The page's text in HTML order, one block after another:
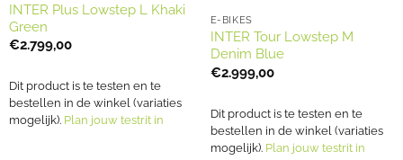
INTER Plus Lowstep L Khaki
Green
€2.799,00
Dit product is te testen en te
bestellen in de winkel (variaties
mogelijk). Plan jouw testrit in
E-BIKES
INTER Tour Lowstep M
Denim Blue
€2.999,00
Dit product is te testen en te
bestellen in de winkel (variaties
mogelijk). Plan jouw testrit in